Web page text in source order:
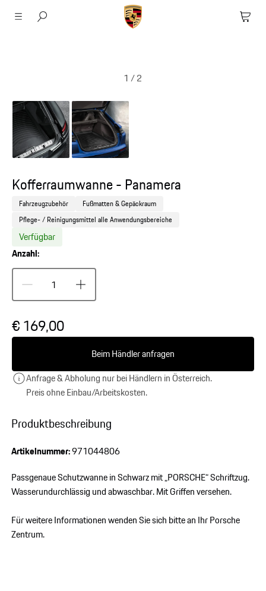
1 /2
Produktbeschreibung
Artikelnummer:971044806
Passgenaue Schutzwanne in Schwarz mit „PORSCHE“ Schriftzug.
Wasserundurchlässig und abwaschbar. Mit Griffen versehen.
Für weitere Informationen wenden Sie sich bitte an Ihr Porsche
Zentrum.
Kofferraumwanne - Panamera
Fahrzeugzubehör
Fußmatten & Gepäckraum
Pflege- / Reinigungsmittel alle Anwendungsbereiche
Verfügbar
Anzahl:
€ 169,00
Beim Händler anfragen
Anfrage & Abholung nur bei Händlern in Österreich.
Preis ohne Einbau/Arbeitskosten.